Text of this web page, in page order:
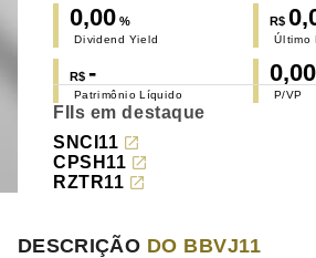
0,00 %
Dividend Yield
R$
Último
R$ -
Patrimônio Líquido
0,00
P/VP
FIIs em destaque
SNCI11
CPSH11
RZTR11
DESCRIÇÃO DO BBVJ11